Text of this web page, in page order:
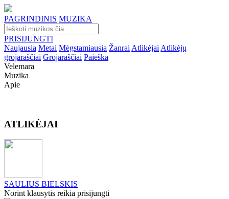
PAGRINDINIS MUZIKA
PRISIJUNGTI
Naujausia Metai Mėgstamiausia Žanrai Atlikėjai Atlikėjų
grojaraščiai Grojaraščiai Paieška
Velemara
Muzika
Apie
ATLIKĖJAI
SAULIUS BIELSKIS
Norint klausytis reikia prisijungti